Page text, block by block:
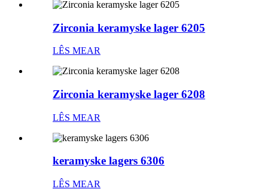
Zirconia keramyske lager 6205
LÊS MEAR
Zirconia keramyske lager 6208
LÊS MEAR
keramyske lagers 6306
LÊS MEAR